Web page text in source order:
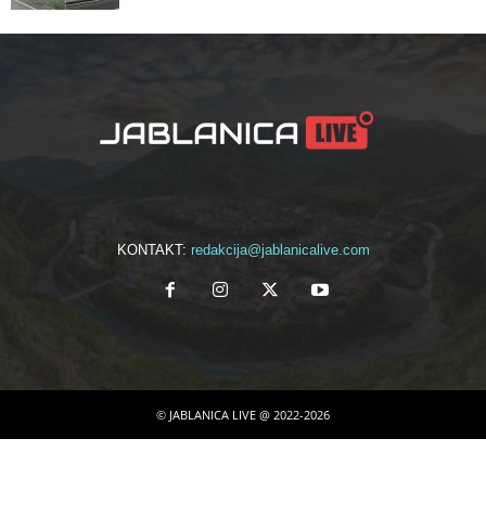
KONTAKT: redakcija@jablanicalive.com
© JABLANICA LIVE @ 2022-2026